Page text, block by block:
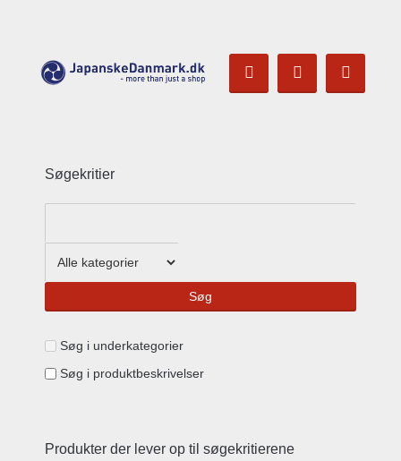
Søgekritier
Søg i underkategorier
Søg i produktbeskrivelser
Produkter der lever op til søgekritierene